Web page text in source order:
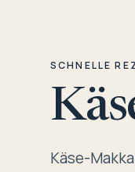
SCHNELLE
Käse-